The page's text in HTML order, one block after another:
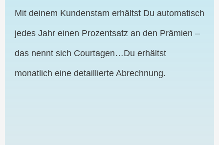
Mit deinem Kundenstam erhältst Du automatisch
jedes Jahr einen Prozentsatz an den Prämien –
das nennt sich Courtagen…Du erhältst
monatlich eine detaillierte Abrechnung.